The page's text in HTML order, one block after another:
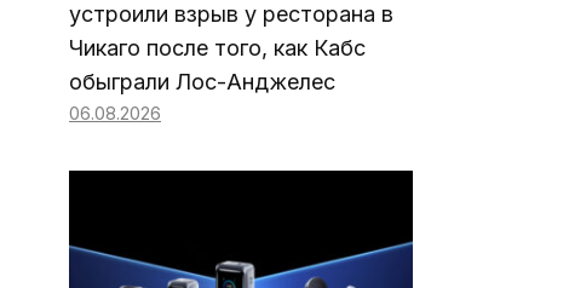
устроили взрыв у ресторана в
Чикаго после того, как Кабс
обыграли Лос-Анджелес
06.08.2026